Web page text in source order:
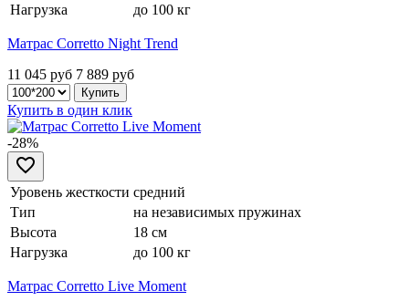
Нагрузка
до 100 кг
Матрас Corretto Night Trend
11 045 руб 7 889 руб
Купить в один клик
-28%
Уровень жесткости средний
Тип
на независимых пружинах
Высота
18 см
Нагрузка
до 100 кг
Матрас Corretto Live Moment